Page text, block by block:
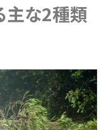
主な2種類